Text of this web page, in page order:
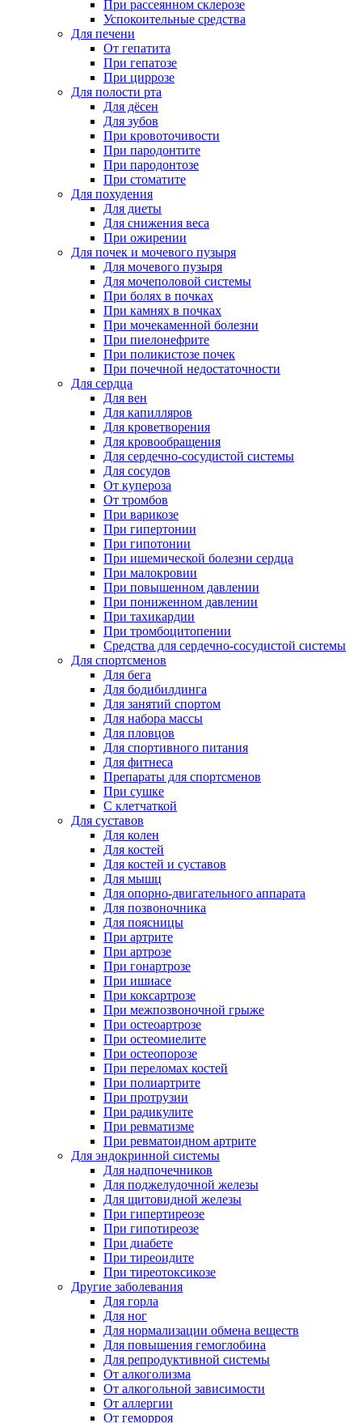
При рассеянном склерозе
Успокоительные средства
Для печени
От гепатита
При гепатозе
При циррозе
Для полости рта
Для дёсен
Для зубов
При кровоточивости
При пародонтите
При пародонтозе
При стоматите
Для похудения
Для диеты
Для снижения веса
При ожирении
Для почек и мочевого пузыря
Для мочевого пузыря
Для мочеполовой системы
При болях в почках
При камнях в почках
При мочекаменной болезни
При пиелонефрите
При поликистозе почек
При почечной недостаточности
Для сердца
Для вен
Для капилляров
Для кроветворения
Для кровообращения
Для сердечно-сосудистой системы
Для сосудов
От купероза
От тромбов
При варикозе
При гипертонии
При гипотонии
При ишемической болезни сердца
При малокровии
При повышенном давлении
При пониженном давлении
При тахикардии
При тромбоцитопении
Средства для сердечно-сосудистой системы
Для спортсменов
Для бега
Для бодибилдинга
Для занятий спортом
Для набора массы
Для пловцов
Для спортивного питания
Для фитнеса
Препараты для спортсменов
При сушке
С клетчаткой
Для суставов
Для колен
Для костей
Для костей и суставов
Для мышц
Для опорно-двигательного аппарата
Для позвоночника
Для поясницы
При артрите
При артрозе
При гонартрозе
При ишиасе
При коксартрозе
При межпозвоночной грыже
При остеоартрозе
При остеомиелите
При остеопорозе
При переломах костей
При полиартрите
При протрузии
При радикулите
При ревматизме
При ревматоидном артрите
Для эндокринной системы
Для надпочечников
Для поджелудочной железы
Для щитовидной железы
При гипертиреозе
При гипотиреозе
При диабете
При тиреоидите
При тиреотоксикозе
Другие заболевания
Для горла
Для ног
Для нормализации обмена веществ
Для повышения гемоглобина
Для репродуктивной системы
От алкоголизма
От алкогольной зависимости
От аллергии
От геморроя